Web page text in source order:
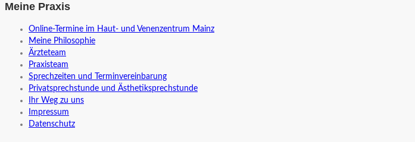
Meine Praxis
Online-Termine im Haut- und Venenzentrum Mainz
Meine Philosophie
Ärzteteam
Praxisteam
Sprechzeiten und Terminvereinbarung
Privatsprechstunde und Ästhetiksprechstunde
Ihr Weg zu uns
Impressum
Datenschutz